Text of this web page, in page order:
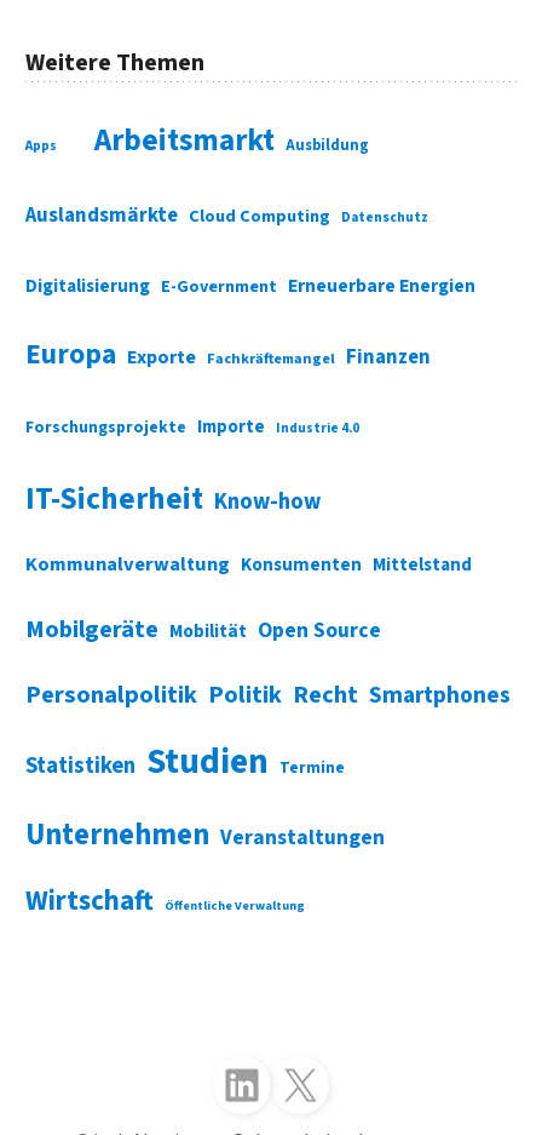
Weitere Themen
Apps Arbeitsmarkt Ausbildung
Auslandsmärkte Cloud Computing Datenschutz
Digitalisierung E-Government Erneuerbare Energien
Europa Exporte Fachkräftemangel Finanzen
Forschungsprojekte Importe Industrie 4.0
IT-Sicherheit Know-how
Kommunalverwaltung Konsumenten Mittelstand
Mobilgeräte Mobilität Open Source
Personalpolitik Politik Recht Smartphones
Statistiken Studien Termine
Unternehmen Veranstaltungen
Wirtschaft Öffentliche Verwaltung
Folgen Sie uns auf LinkedInFolgen Sie uns auf X (Twitter)